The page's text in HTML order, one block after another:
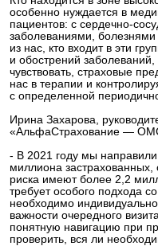
особенно нуждается в
пациентов: с сердечно-
заболеваниями,
из нас, кто входит в эти
и обострений
чувствовать, страховые
нас в терапии и
с определенной
Ирина Захарова,
«АльфаСтрахование —
- В 2021 году мы
миллиона застрахованных,
риска имеют более 2,2
требует особого подхода
необходимо
важности очередного
понятную навигацию при
проверить, вся ли